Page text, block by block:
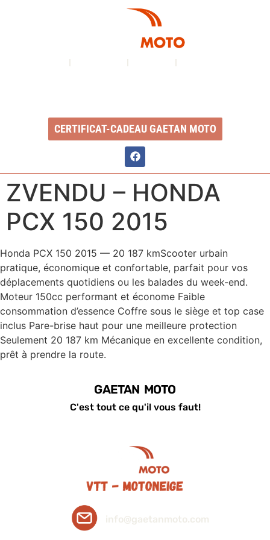
CERTIFICAT-CADEAU GAETAN MOTO
ZVENDU – HONDA
PCX 150 2015
Honda PCX 150 2015 — 20 187 kmScooter urbain
pratique, économique et confortable, parfait pour vos
déplacements quotidiens ou les balades du week-end.
Moteur 150cc performant et économe Faible
consommation d’essence Coffre sous le siège et top case
inclus Pare-brise haut pour une meilleure protection
Seulement 20 187 km Mécanique en excellente condition,
prêt à prendre la route.
GAETAN MOTO
C'est tout ce qu'il vous faut!
info@gaetanmoto.com